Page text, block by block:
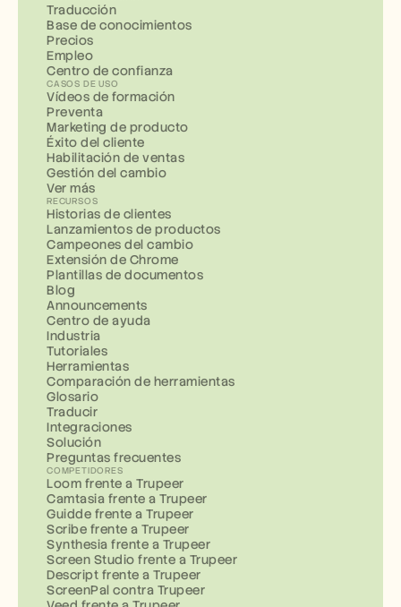
Traducción
Base de conocimientos
Precios
Empleo
Centro de confianza
CASOS DE USO
Vídeos de formación
Preventa
Marketing de producto
Éxito del cliente
Habilitación de ventas
Gestión del cambio
Ver más
RECURSOS
Historias de clientes
Lanzamientos de productos
Campeones del cambio
Extensión de Chrome
Plantillas de documentos
Blog
Announcements
Centro de ayuda
Industria
Tutoriales
Herramientas
Comparación de herramientas
Glosario
Traducir
Integraciones
Solución
Preguntas frecuentes
COMPETIDORES
Loom frente a Trupeer
Camtasia frente a Trupeer
Guidde frente a Trupeer
Scribe frente a Trupeer
Synthesia frente a Trupeer
Screen Studio frente a Trupeer
Descript frente a Trupeer
ScreenPal contra Trupeer